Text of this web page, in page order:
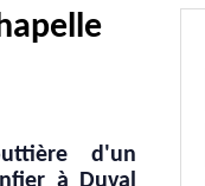
d'un
à Duval